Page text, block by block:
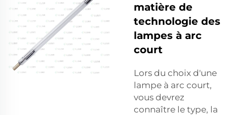
matière de
technologie des
lampes à arc
court
Lors du choix d'une
lampe à arc court,
vous devrez
connaître le type, la